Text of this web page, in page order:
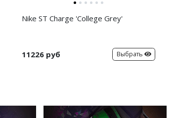
Nike ST Charge 'College Grey'
11226 руб Выбрать